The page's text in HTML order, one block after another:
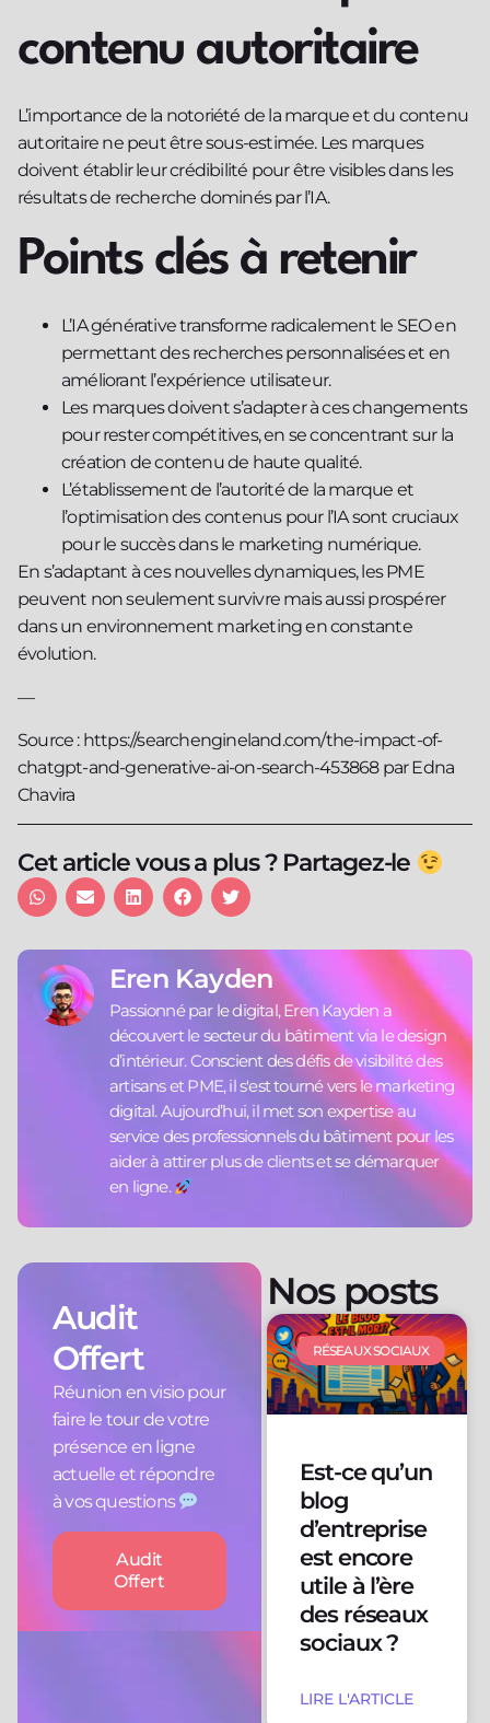
contenu autoritaire
L’importance de la notoriété de la marque et du contenu
autoritaire ne peut être sous-estimée. Les marques
doivent établir leur crédibilité pour être visibles dans les
résultats de recherche dominés par l’IA.
Points clés à retenir
L’IA générative transforme radicalement le SEO en
permettant des recherches personnalisées et en
améliorant l’expérience utilisateur.
Les marques doivent s’adapter à ces changements
pour rester compétitives, en se concentrant sur la
création de contenu de haute qualité.
L’établissement de l’autorité de la marque et
l’optimisation des contenus pour l’IA sont cruciaux
pour le succès dans le marketing numérique.
En s’adaptant à ces nouvelles dynamiques, les PME
peuvent non seulement survivre mais aussi prospérer
dans un environnement marketing en constante
évolution.
—
Source : https://searchengineland.com/the-impact-of-
chatgpt-and-generative-ai-on-search-453868 par Edna
Chavira
Cet article vous a plus ? Partagez-le
Eren Kayden
Passionné par le digital, Eren Kayden a
découvert le secteur du bâtiment via le design
d’intérieur. Conscient des défis de visibilité des
artisans et PME, il s'est tourné vers le marketing
digital. Aujourd’hui, il met son expertise au
service des professionnels du bâtiment pour les
aider à attirer plus de clients et se démarquer
en ligne.
Audit
Offert
Réunion en visio pour
faire le tour de votre
présence en ligne
actuelle et répondre
à vos questions
Audit
Offert
Nos posts
RÉSEAUX SOCIAUX
Est-ce qu’un
blog
d’entreprise
est encore
utile à l’ère
des réseaux
sociaux ?
LIRE L'ARTICLE